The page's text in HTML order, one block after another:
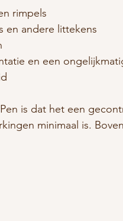
rimpels
en andere littekens
en een
is dat het een
minimaal is.